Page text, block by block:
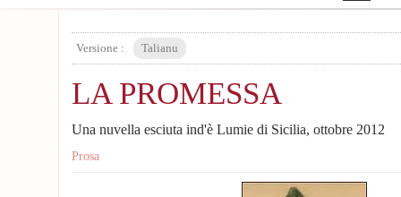
Versione : Talianu
LA PROMESSA
Una nuvella esciuta ind'è Lumie di Sicilia, ottobre 2012
Prosa